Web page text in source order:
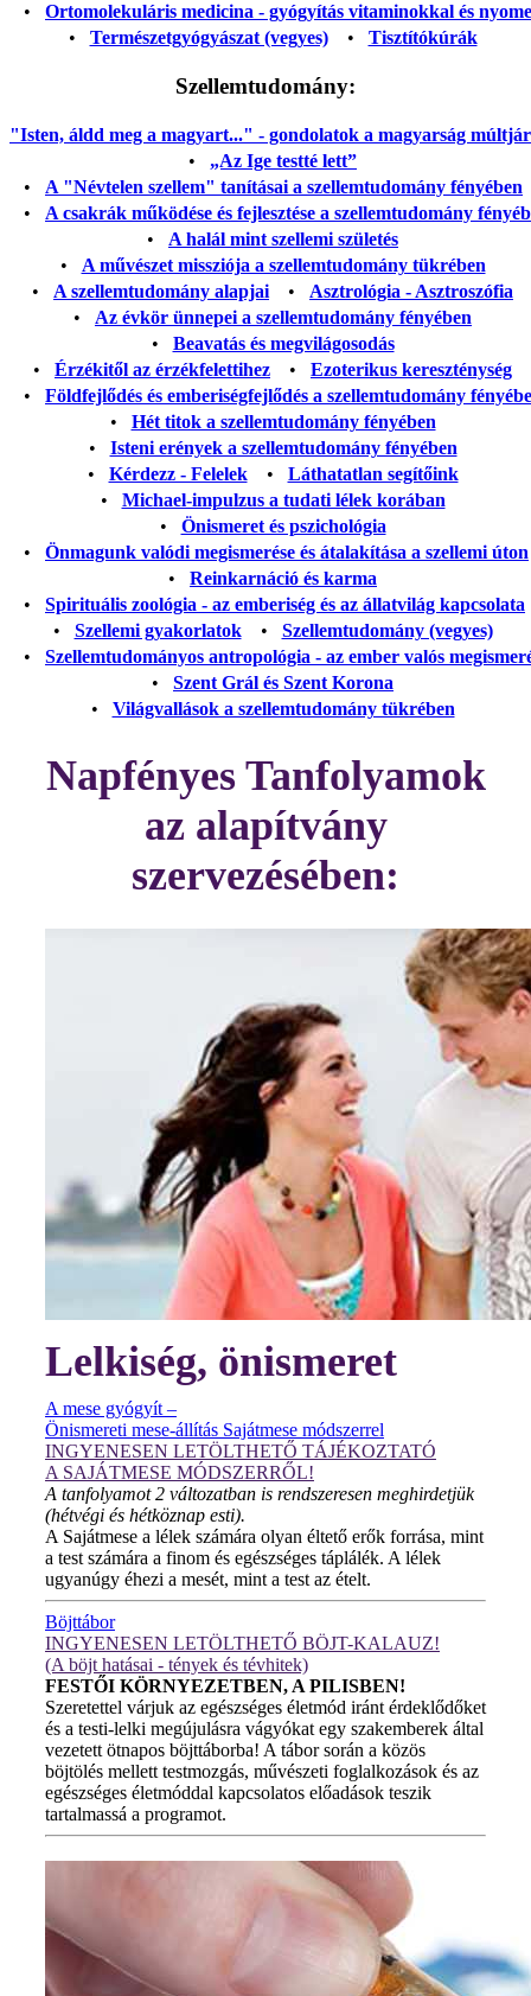
• Ortomolekuláris medicina - gyógyítás vitaminokkal és
• Természetgyógyászat (vegyes)• Tisztítókúrák
Szellemtudomány:
"Isten, áldd meg a magyart..." - gondolatok a magyarság
• „Az Ige testté lett”
• A "Névtelen szellem" tanításai a szellemtudomány fényében
• A csakrák működése és fejlesztése a szellemtudomány
• A halál mint szellemi születés
• A művészet missziója a szellemtudomány tükrében
• A szellemtudomány alapjai • Asztrológia - Asztroszófia
• Az évkör ünnepei a szellemtudomány fényében
• Beavatás és megvilágosodás
• Érzékitől az érzékfelettihez • Ezoterikus kereszténység
• Földfejlődés és emberiségfejlődés a szellemtudomány
• Hét titok a szellemtudomány fényében
• Isteni erények a szellemtudomány fényében
• Kérdezz - Felelek• Láthatatlan segítőink
• Michael-impulzus a tudati lélek korában
• Önismeret és pszichológia
• Önmagunk valódi megismerése és átalakítása a szellemi úton
• Reinkarnáció és karma
• Spirituális zoológia - az emberiség és az állatvilág kapcsolata
• Szellemi gyakorlatok• Szellemtudomány (vegyes)
• Szellemtudományos antropológia - az ember valós
• Szent Grál és Szent Korona
• Világvallások a szellemtudomány tükrében
Napfényes Tanfolyamok
az alapítvány
szervezésében:
Lelkiség, önismeret
A mese gyógyít –
Önismereti mese-állítás Sajátmese módszerrel
INGYENESEN LETÖLTHETŐ TÁJÉKOZTATÓ
A SAJÁTMESE MÓDSZERRŐL!
A tanfolyamot 2 változatban is rendszeresen meghirdetjük
(hétvégi és hétköznap esti).
A Sajátmese a lélek számára olyan éltető erők forrása, mint
a test számára a finom és egészséges táplálék. A lélek
ugyanúgy éhezi a mesét, mint a test az ételt.
Böjttábor
INGYENESEN LETÖLTHETŐ BÖJT-KALAUZ!
(A böjt hatásai - tények és tévhitek)
FESTŐI KÖRNYEZETBEN, A PILISBEN!
Szeretettel várjuk az egészséges életmód iránt érdeklődőket
és a testi-lelki megújulásra vágyókat egy szakemberek által
vezetett ötnapos böjttáborba! A tábor során a közös
böjtölés mellett testmozgás, művészeti foglalkozások és az
egészséges életmóddal kapcsolatos előadások teszik
tartalmassá a programot.